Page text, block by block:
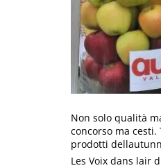
Non solo qualità
concorso ma
prodotti
Les Voix dans